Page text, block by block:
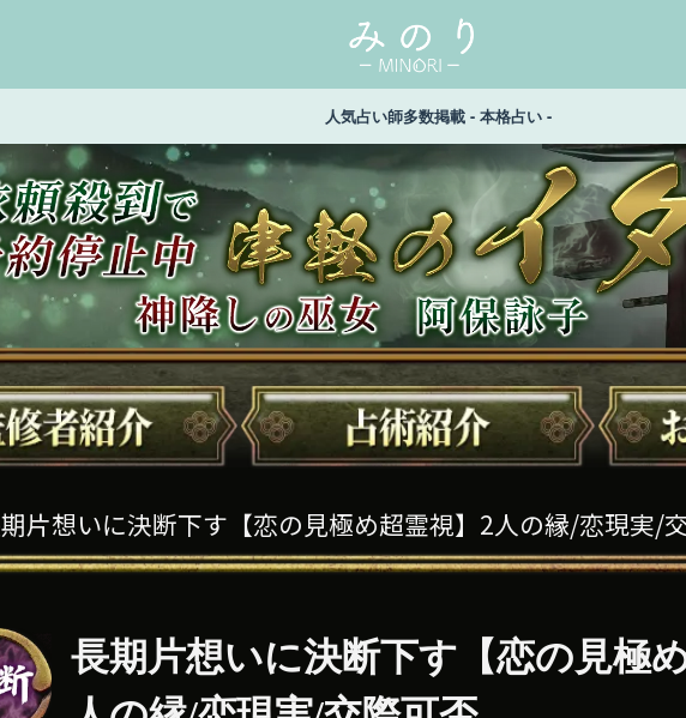
人気占い師多数掲載 - 本格占い -
片想いに決断下す【恋の見極め超霊視】2人の縁/恋現実/
長期片想いに決断下す【恋の見極